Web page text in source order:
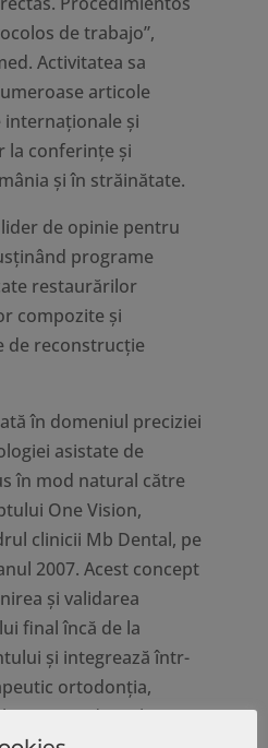
de trabajo”,
Activitatea sa
articole
și
la conferințe și
și în străinătate.
de opinie pentru
programe
restaurărilor
compozite și
de reconstrucție
în domeniul preciziei
asistate de
în mod natural către
One Vision,
clinicii Mb Dental, pe
2007. Acest concept
și validarea
final încă de la
și integrează într-
ortodonția,
parodontologia,